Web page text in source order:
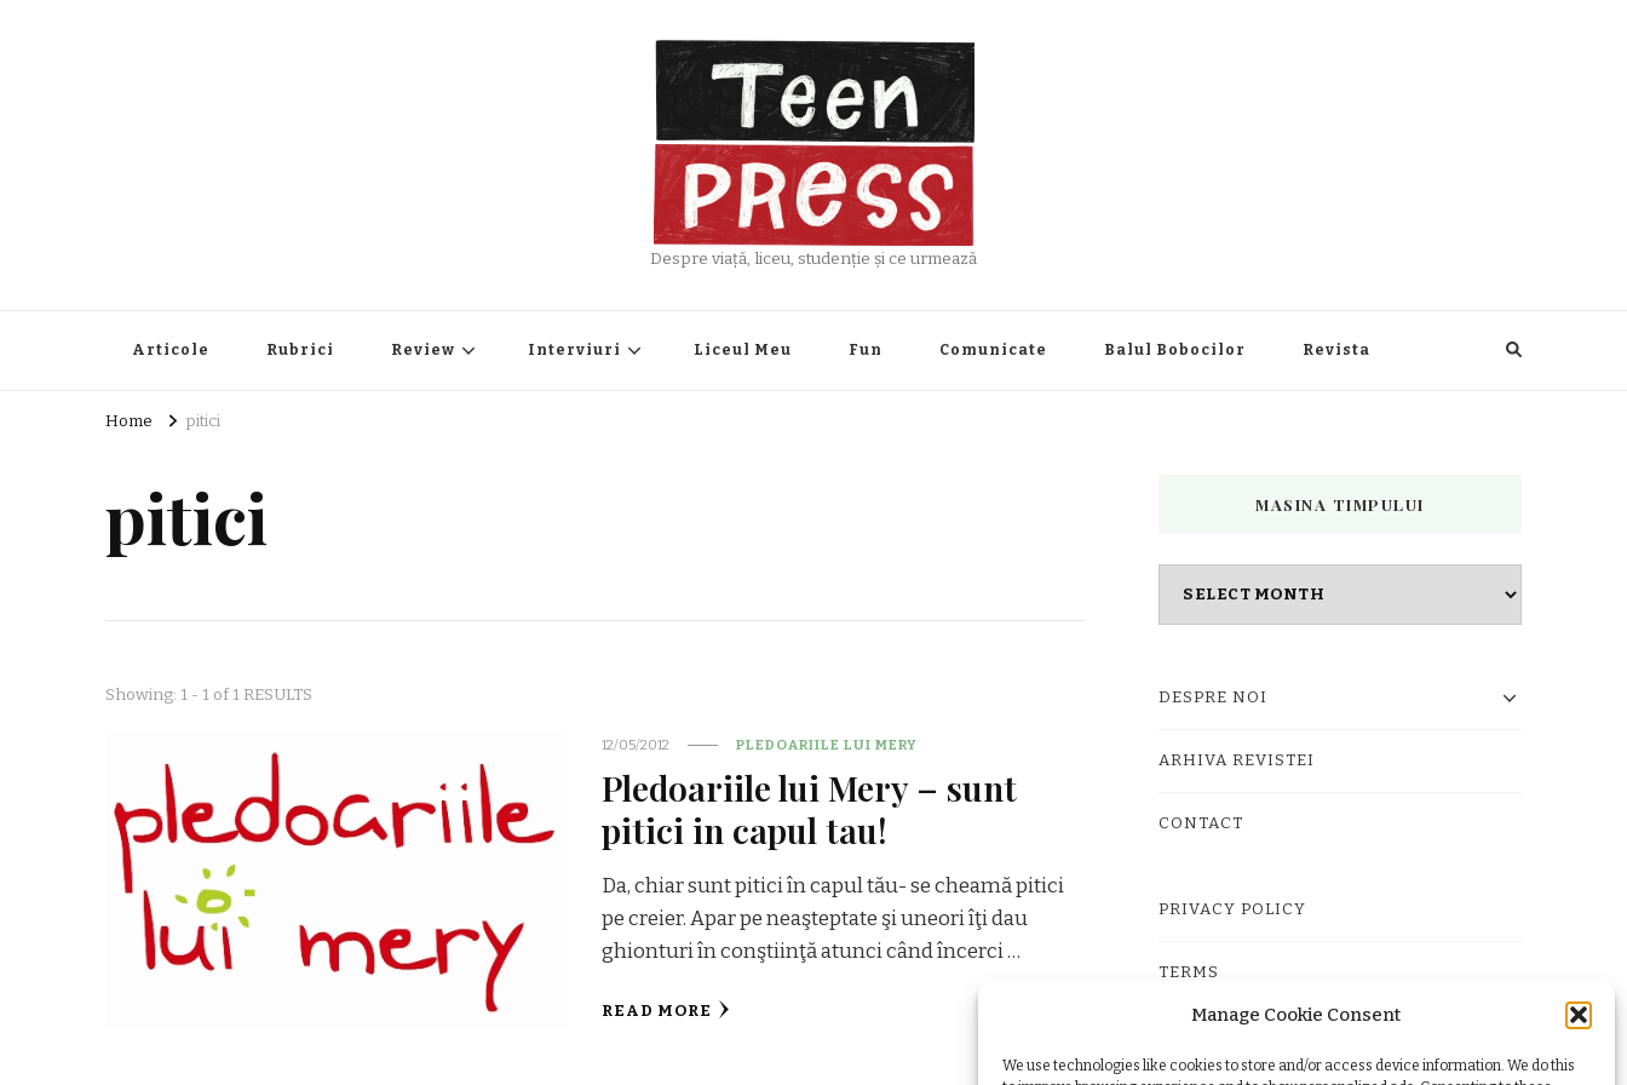
Manage Cookie Consent
We use technologies like cookies to store and/or access device information. We do this
Despre viață, liceu, studenție și ce urmează
Articole Rubrici Review Interviuri Liceul Meu Fun Comunicate Balul Bobocilor Revista
Home pitici
pitici
Showing: 1 - 1 of 1 RESULTS
12/05/2012 PLEDOARIILE LUI MERY
Pledoariile lui Mery – sunt
pitici in capul tau!
Da, chiar sunt pitici în capul tău- se cheamă pitici
pe creier. Apar pe neaşteptate şi uneori îţi dau
ghionturi în conştiinţă atunci când încerci …
READ MORE
MASINA TIMPULUI
DESPRE NOI
ARHIVA REVISTEI
CONTACT
PRIVACY POLICY
TERMS